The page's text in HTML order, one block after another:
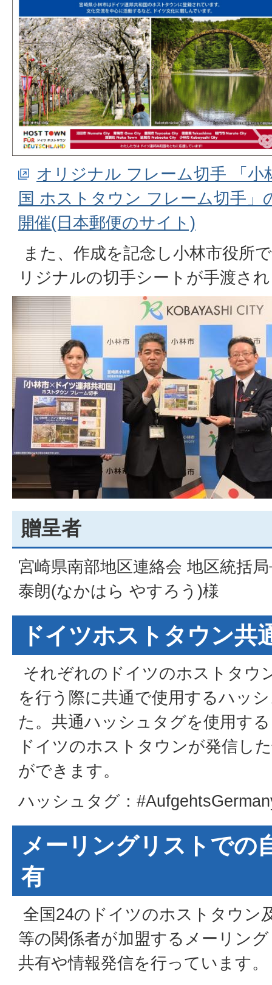
オリジナル フレーム切手 「小
国 ホストタウン フレーム切手」
開催(日本郵便のサイト)
また、作成を記念し小林市役所
リジナルの切手シートが手渡さ
贈呈者
宮崎県南部地区連絡会 地区統括
泰朗(なかはら やすろう)様
ドイツホストタウン共
それぞれのドイツのホストタウ
を行う際に共通で使用するハッ
た。共通ハッシュタグを使用す
ドイツのホストタウンが発信し
ができます。
ハッシュタグ：
メーリングリストでの
有
全国24のドイツのホストタウン
等の関係者が加盟するメーリン
共有や情報発信を行っています。